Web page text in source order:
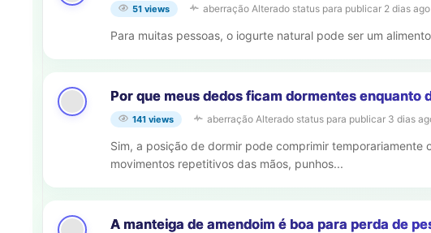
51 views aberração Alterado status para publicar 2 dias ago
Para muitas pessoas, o iogurte natural pode ser um
Por que meus dedos ficam dormentes enquanto
141 views aberração Alterado status para publicar 3 dias
Sim, a posição de dormir pode comprimir
movimentos repetitivos das mãos, punhos...
A manteiga de amendoim é boa para perda de